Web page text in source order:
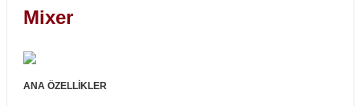
Mixer
ANA ÖZELLİKLER